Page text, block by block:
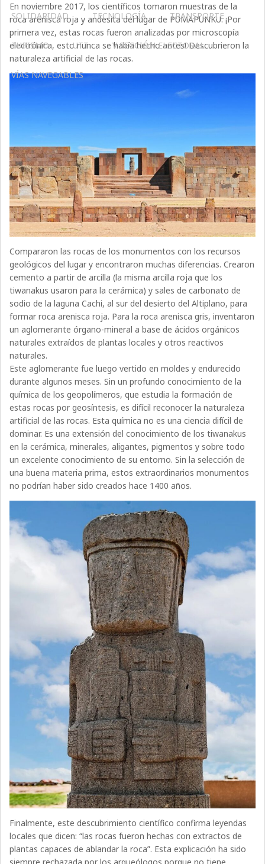
SOLIDARIDAD TECNOLOGÍA TRANSPORTE
TURISMO UTT V SECCIÓN ELECTORAL
VÍAS NAVEGABLES
En noviembre 2017, los científicos tomaron muestras de la
roca arenisca roja y andesita del lugar de PUMAPUNKU. ¡Por
primera vez, estas rocas fueron analizadas por microscopía
electrónica, esto nunca se había hecho antes! Descubrieron la
naturaleza artificial de las rocas.
Compararon las rocas de los monumentos con los recursos
geológicos del lugar y encontraron muchas diferencias. Crearon
cemento a partir de arcilla (la misma arcilla roja que los
tiwanakus usaron para la cerámica) y sales de carbonato de
sodio de la laguna Cachi, al sur del desierto del Altiplano, para
formar roca arenisca roja. Para la roca arenisca gris, inventaron
un aglomerante órgano-mineral a base de ácidos orgánicos
naturales extraídos de plantas locales y otros reactivos
naturales.
Este aglomerante fue luego vertido en moldes y endurecido
durante algunos meses. Sin un profundo conocimiento de la
química de los geopolímeros, que estudia la formación de
estas rocas por geosíntesis, es difícil reconocer la naturaleza
artificial de las rocas. Esta química no es una ciencia difícil de
dominar. Es una extensión del conocimiento de los tiwanakus
en la cerámica, minerales, aligantes, pigmentos y sobre todo
un excelente conocimiento de su entorno. Sin la selección de
una buena materia prima, estos extraordinarios monumentos
no podrían haber sido creados hace 1400 años.
Finalmente, este descubrimiento científico confirma leyendas
locales que dicen: “las rocas fueron hechas con extractos de
plantas capaces de ablandar la roca”. Esta explicación ha sido